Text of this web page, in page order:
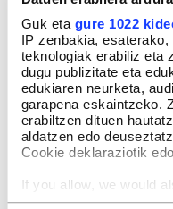
Guk eta gure 1022
IP zenbakia,
teknologiak erabiliz eta
dugu publizitate eta
edukiaren neurketa,
garapena eskaintzeko.
erabiltzen dituen
aldatzen edo
Cookie deklaraziotik
If you allow, we would
Collect information